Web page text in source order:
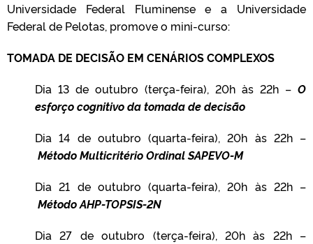
Universidade Federal Fluminense e a Universidade
Federal de Pelotas, promove o mini-curso:
TOMADA DE DECISÃO EM CENÁRIOS COMPLEXOS
Dia 13 de outubro (terça-feira), 20h às 22h – O
esforço cognitivo da tomada de decisão
Dia 14 de outubro (quarta-feira), 20h às 22h –
Método Multicritério Ordinal SAPEVO-M
Dia 21 de outubro (quarta-feira), 20h às 22h –
Método AHP-TOPSIS-2N
Dia 27 de outubro (terça-feira), 20h às 22h –